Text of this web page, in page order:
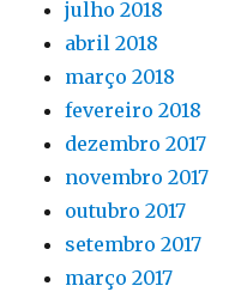
julho 2018
abril 2018
março 2018
fevereiro 2018
dezembro 2017
novembro 2017
outubro 2017
setembro 2017
março 2017